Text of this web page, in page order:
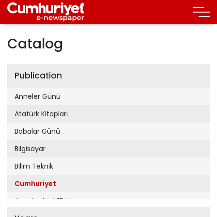
Catalog
Publication
Anneler Günü
Atatürk Kitapları
Babalar Günü
Bilgisayar
Bilim Teknik
Cumhuriyet
Cumhuriyet 19 Mayıs